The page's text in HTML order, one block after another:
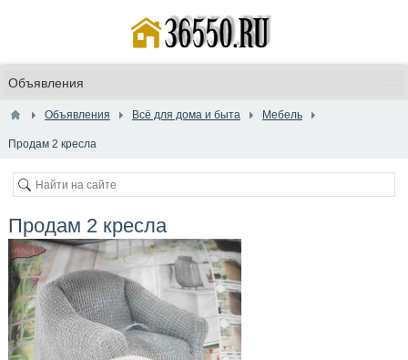
Объявления Всё для дома и быта Мебель
Продам 2 кресла
Продам 2 кресла